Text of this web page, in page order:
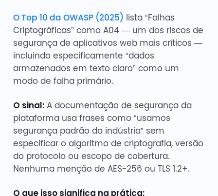
O Top 10 da OWASP (2025) lista “Falhas
Criptográficas” como A04 — um dos riscos de
segurança de aplicativos web mais críticos —
incluindo especificamente “dados
armazenados em texto claro” como um
modo de falha primário.
O sinal:A documentação de segurança da
plataforma usa frases como “usamos
segurança padrão da indústria” sem
especificar o algoritmo de criptografia, versão
do protocolo ou escopo de cobertura.
Nenhuma menção de AES-256 ou TLS 1.2+.
O que isso significa na prática: